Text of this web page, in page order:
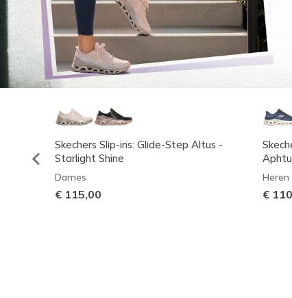
Skechers Slip-ins: Glide-Step Altus -
Starlight Shine
Dames
€ 115,00
Heren
€